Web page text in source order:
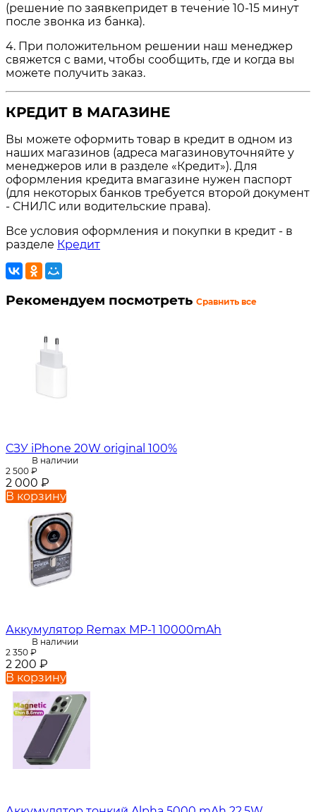
(решение по заявкепридет в течение 10-15 минут
после звонка из банка).
4. При положительном решении наш менеджер
свяжется с вами, чтобы сообщить, где и когда вы
можете получить заказ.
КРЕДИТ В МАГАЗИНЕ
Вы можете оформить товар в кредит в одном из
наших магазинов (адреса магазиновуточняйте у
менеджеров или в разделе «Кредит»). Для
оформления кредита вмагазине нужен паспорт
(для некоторых банков требуется второй документ
- СНИЛС или водительские права).
Все условия оформления и покупки в кредит - в
разделе Кредит
Рекомендуем посмотреть Сравнить все
СЗУ iPhone 20W original 100%
В наличии
2 500 ₽
2 000 ₽
В корзину
Аккумулятор Remax MP-1 10000mAh
В наличии
2 350 ₽
2 200 ₽
В корзину